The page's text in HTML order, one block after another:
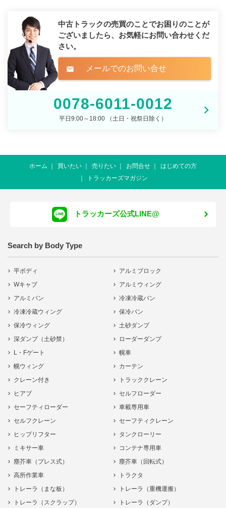
中古トラックの売買のことでお困りのことが
ございましたら、 お気軽にお問い合わせくだ
さい。
mail メールでのお問い合せ
0078-6011-0012
平日9:00～18:00 （土日・祝祭日除く）
ホーム 買いたい 売りたい お問合せ
はじめての方
トラッカーズマガジン
トラッカーズ公式LINE@
Search by Body Type
平ボディ
アルミブロック
Wキャブ
アルミウィング
アルミバン
冷凍冷蔵バン
冷凍冷蔵ウィング
保冷バン
保冷ウィング
土砂ダンプ
深ダンプ（土砂禁）
ローダーダンプ
L・Fゲート
幌車
幌ウィング
カーテン
クレーン付き
トラッククレーン
ヒアブ
セルフローダー
セーフティローダー
車載専用車
セルフクレーン
セーフティクレーン
ヒップリフター
タンクローリー
ミキサー車
コンテナ専用車
塵芥車（プレス式）
塵芥車（回転式）
高所作業車
トラクタ
トレーラ（まな板）
トレーラ（重機運搬）
トレーラ（スクラップ）
トレーラ（ダンプ）